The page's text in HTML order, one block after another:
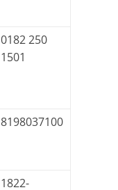
0182 250
1501
8198037100
1822-